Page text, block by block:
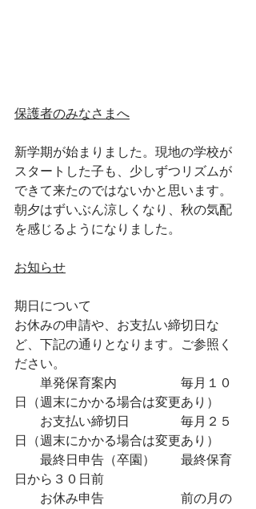
保護者のみなさまへ
新学期が始まりました。現地の学校が
スタートした子も、少しずつリズムが
できて来たのではないかと思います。
朝夕はずいぶん涼しくなり、秋の気配
を感じるようになりました。
お知らせ
期日について
お休みの申請や、お支払い締切日な
ど、下記の通りとなります。ご参照く
ださい。
単発保育案内　　　　　毎月１０
日（週末にかかる場合は変更あり）
お支払い締切日　　　　毎月２５
日（週末にかかる場合は変更あり）
最終日申告（卒園）　　最終保育
日から３０日前
お休み申告　　　　　　前の月の